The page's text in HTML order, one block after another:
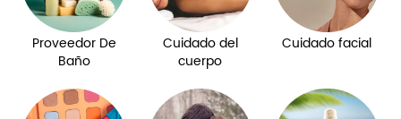
Proveedor De
Baño
Cuidado del
cuerpo
Cuidado facial